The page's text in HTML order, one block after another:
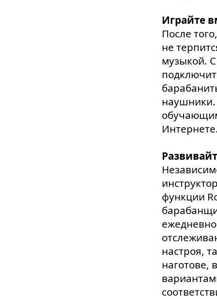
Играйте
После
не
музыкой.
наушники.
функции
настроя,
наготове,